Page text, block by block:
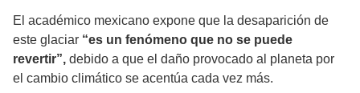
El académico mexicano expone que la desaparición de
este glaciar “es un fenómeno que no se puede
revertir”, debido a que el daño provocado al planeta por
el cambio climático se acentúa cada vez más.